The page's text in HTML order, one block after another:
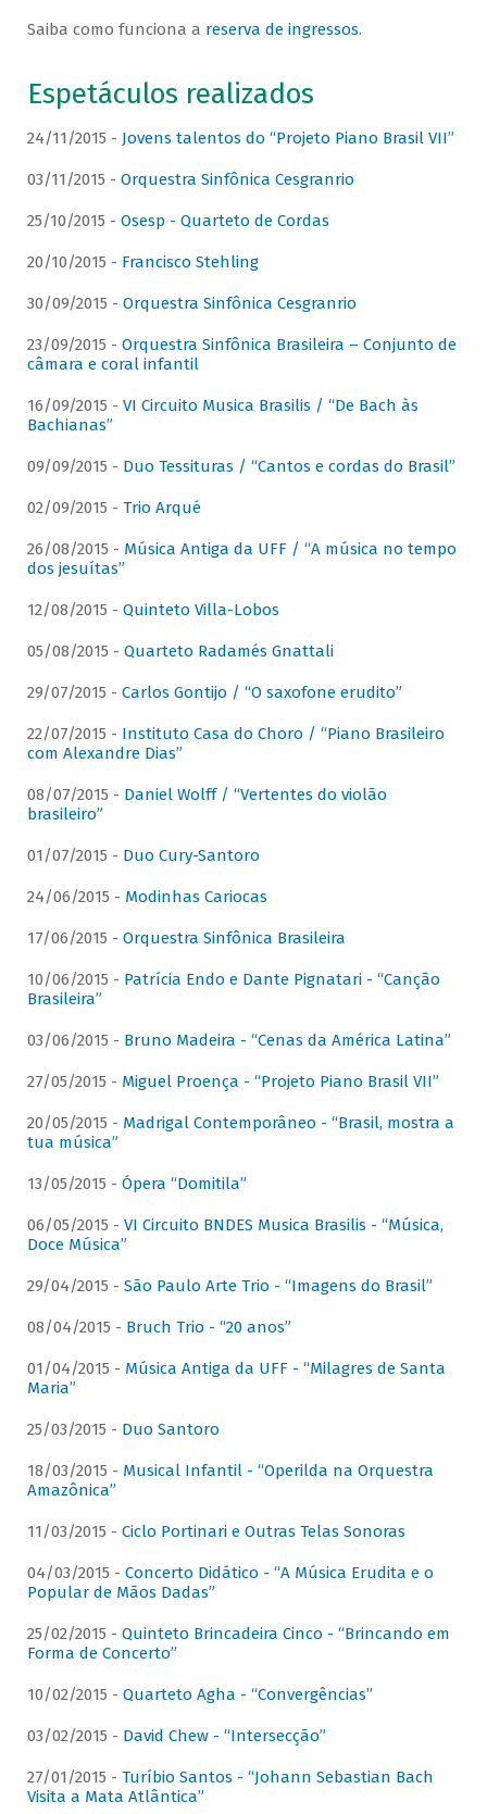
Saiba como funciona a reserva de ingressos.
Espetáculos realizados
24/11/2015 - Jovens talentos do “Projeto Piano Brasil VII”
03/11/2015 - Orquestra Sinfônica Cesgranrio
25/10/2015 - Osesp - Quarteto de Cordas
20/10/2015 - Francisco Stehling
30/09/2015 - Orquestra Sinfônica Cesgranrio
23/09/2015 - Orquestra Sinfônica Brasileira – Conjunto de
câmara e coral infantil
16/09/2015 - VI Circuito Musica Brasilis / “De Bach às
Bachianas”
09/09/2015 - Duo Tessituras / “Cantos e cordas do Brasil”
02/09/2015 - Trio Arqué
26/08/2015 - Música Antiga da UFF / “A música no tempo
dos jesuítas”
12/08/2015 - Quinteto Villa-Lobos
05/08/2015 - Quarteto Radamés Gnattali
29/07/2015 - Carlos Gontijo / “O saxofone erudito”
22/07/2015 - Instituto Casa do Choro / “Piano Brasileiro
com Alexandre Dias”
08/07/2015 - Daniel Wolff / “Vertentes do violão
brasileiro”
01/07/2015 - Duo Cury-Santoro
24/06/2015 - Modinhas Cariocas
17/06/2015 - Orquestra Sinfônica Brasileira
10/06/2015 - Patrícia Endo e Dante Pignatari - “Canção
Brasileira”
03/06/2015 - Bruno Madeira - “Cenas da América Latina”
27/05/2015 - Miguel Proença - “Projeto Piano Brasil VII”
20/05/2015 - Madrigal Contemporâneo - “Brasil, mostra a
tua música”
13/05/2015 - Ópera “Domitila”
06/05/2015 - VI Circuito BNDES Musica Brasilis - “Música,
Doce Música”
29/04/2015 - São Paulo Arte Trio - “Imagens do Brasil”
08/04/2015 - Bruch Trio - “20 anos”
01/04/2015 - Música Antiga da UFF - “Milagres de Santa
Maria”
25/03/2015 - Duo Santoro
18/03/2015 - Musical Infantil - “Operilda na Orquestra
Amazônica”
11/03/2015 - Ciclo Portinari e Outras Telas Sonoras
04/03/2015 - Concerto Didático - “A Música Erudita e o
Popular de Mãos Dadas”
25/02/2015 - Quinteto Brincadeira Cinco - “Brincando em
Forma de Concerto”
10/02/2015 - Quarteto Agha - “Convergências”
03/02/2015 - David Chew - “Intersecção”
27/01/2015 - Turíbio Santos - “Johann Sebastian Bach
Visita a Mata Atlântica”